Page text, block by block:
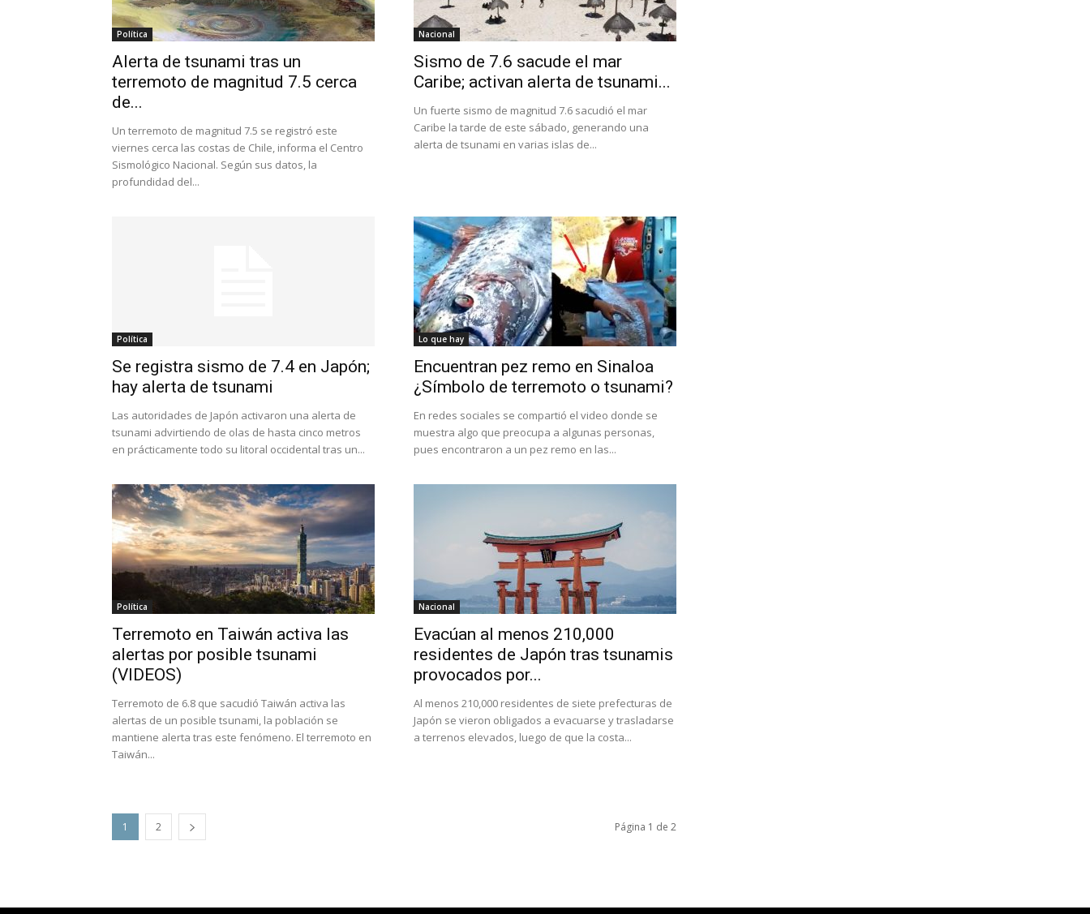
Política
Alerta de tsunami tras un
terremoto de magnitud 7.5 cerca
de...
Un terremoto de magnitud 7.5 se registró este
viernes cerca las costas de Chile, informa el Centro
Sismológico Nacional. Según sus datos, la
profundidad del...
Nacional
Sismo de 7.6 sacude el mar
Caribe; activan alerta de tsunami...
Un fuerte sismo de magnitud 7.6 sacudió el mar
Caribe la tarde de este sábado, generando una
alerta de tsunami en varias islas de...
Política
Se registra sismo de 7.4 en Japón;
hay alerta de tsunami
Las autoridades de Japón activaron una alerta de
tsunami advirtiendo de olas de hasta cinco metros
en prácticamente todo su litoral occidental tras un...
Lo que hay
Encuentran pez remo en Sinaloa
¿Símbolo de terremoto o tsunami?
En redes sociales se compartió el video donde se
muestra algo que preocupa a algunas personas,
pues encontraron a un pez remo en las...
Política
Terremoto en Taiwán activa las
alertas por posible tsunami
(VIDEOS)
Terremoto de 6.8 que sacudió Taiwán activa las
alertas de un posible tsunami, la población se
mantiene alerta tras este fenómeno. El terremoto en
Taiwán...
Nacional
Evacúan al menos 210,000
residentes de Japón tras tsunamis
provocados por...
Al menos 210,000 residentes de siete prefecturas de
Japón se vieron obligados a evacuarse y trasladarse
a terrenos elevados, luego de que la costa...
1 2 Página 1 de 2